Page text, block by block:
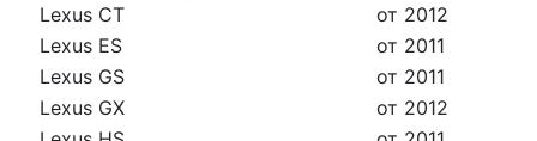
Lexus CT
от 2012
Lexus ES
от 2011
Lexus GS
от 2011
Lexus GX
от 2012